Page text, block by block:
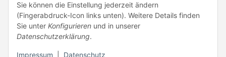
41460 Neuss
E-Mail: info @ megaphonic.de
Kundenservice
Mo - Fr 10:00 - 18:00
Sie können die Einstellung jederzeit ändern
(Fingerabdruck-Icon links unten). Weitere Details finden
Sie unter Konfigurieren und in unserer
Datenschutzerklärung.
Impressum Datenschutz